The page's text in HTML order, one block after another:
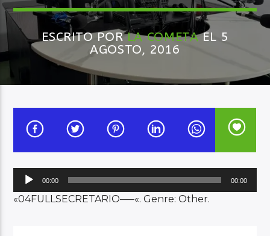
ESCRITO PORLA COMETAEL 5
AGOSTO, 2016
Reproductor
audio
00:00 00:00
«04FULLSECRETARIO—–«. Genre: Other.